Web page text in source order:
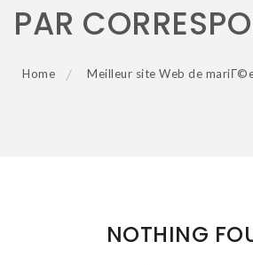
PAR
Home Meilleur site Web de
NOTHING